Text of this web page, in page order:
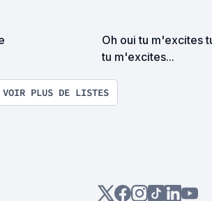
Oh oui tu m'excites
tu m'excites...
VOIR PLUS DE LISTES